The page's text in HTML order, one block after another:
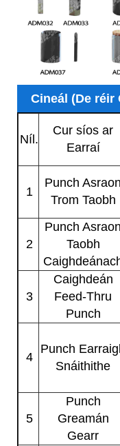
Cineál (De réir
Níl.
Cur síos ar
Earraí
1
Punch Asraon
Trom Taobh
2
Punch Asraon
Taobh
3
Caighdeán
Feed-Thru
Punch
4
Punch
Snáithithe
5
Punch
Greamán
Gearr